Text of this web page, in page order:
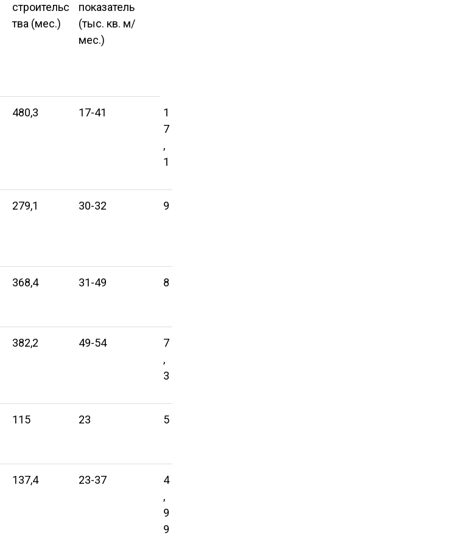
строительс
тва (мес.)
показатель
(тыс. кв. м/
мес.)
480,3 17-41
1
7
,
1
279,1 30-32 9
368,4 31-49 8
382,2 49-54
7
,
3
115 23 5
137,4 23-37
4
,
9
9